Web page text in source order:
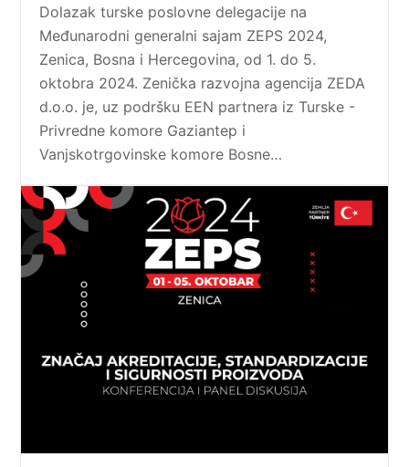
Dolazak turske poslovne delegacije na
Međunarodni generalni sajam ZEPS 2024,
Zenica, Bosna i Hercegovina, od 1. do 5.
oktobra 2024. Zenička razvojna agencija ZEDA
d.o.o. je, uz podršku EEN partnera iz Turske -
Privredne komore Gaziantep i
Vanjskotrgovinske komore Bosne…